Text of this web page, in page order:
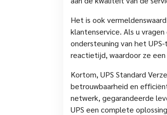
Het is ook
klantenservice. Als u
ondersteuning van het
reactietijd, waardoor ze
Kortom, UPS Standard
betrouwbaarheid en
netwerk, gegarandeerde
UPS een complete